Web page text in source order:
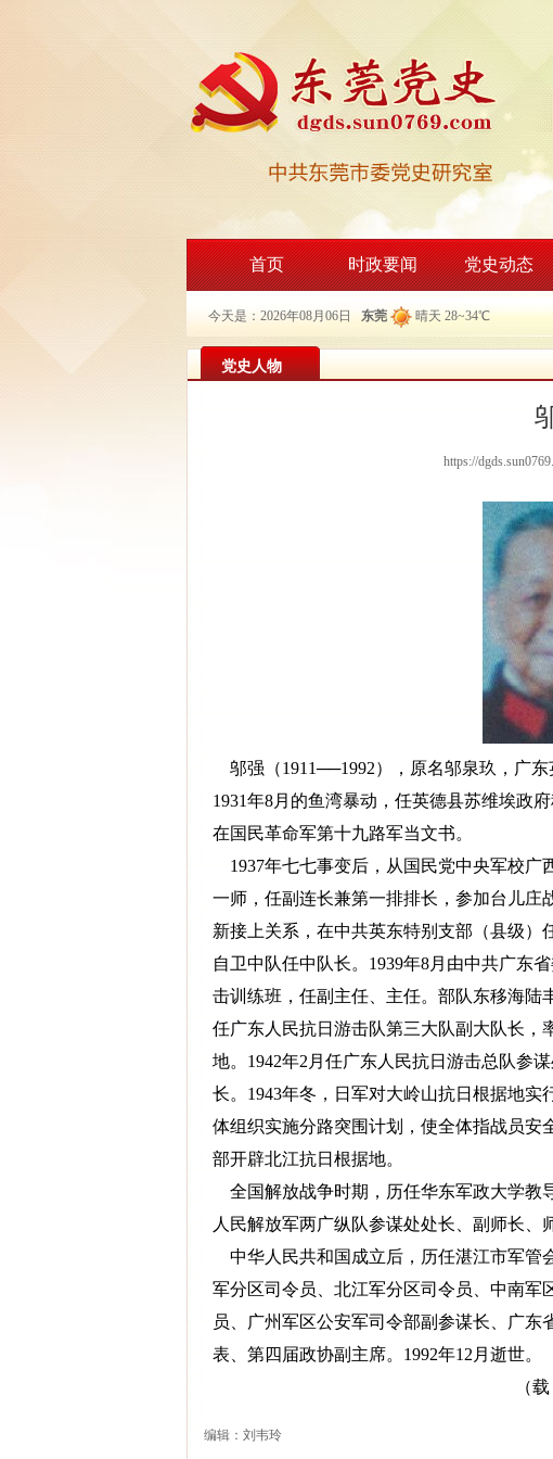
首页 时政要闻 党史动态
今天是：2026年08月06日 东莞 晴天 28~34℃
党史人物
https://
邬强（1911──1992），原名邬泉玖，广
1931年8月的鱼湾暴动，任英德县苏维埃政
在国民革命军第十九路军当文书。
1937年七七事变后，从国民党中央军校广
一师，任副连长兼第一排排长，参加台儿庄
新接上关系，在中共英东特别支部（县级
自卫中队任中队长。1939年8月由中共广东
击训练班，任副主任、主任。部队东移海陆
任广东人民抗日游击队第三大队副大队长，
地。1942年2月任广东人民抗日游击总队参
长。1943年冬，日军对大岭山抗日根据地
体组织实施分路突围计划，使全体指战员安
部开辟北江抗日根据地。
全国解放战争时期，历任华东军政大学教
人民解放军两广纵队参谋处处长、副师长、
中华人民共和国成立后，历任湛江市军管
军分区司令员、北江军分区司令员、中南军
员、广州军区公安军司令部副参谋长、广
表、第四届政协副主席。1992年12月逝世。
（
编辑：刘韦玲